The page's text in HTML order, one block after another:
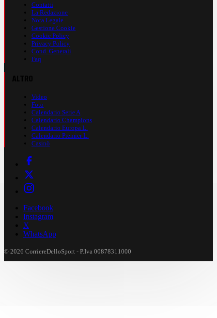
Contatti
La Redazione
Nota Legale
Gestione Cookie
Cookie Policy
Privacy Policy
Cond. Generali
Faq
Video
Foto
Calendario Serie A
Calendario Champions
Calendario Europa L.
Calendario Premier L.
Casinò
Facebook
Instagram
X
WhatsApp
© 2026 CorriereDelloSport - P.Iva 00878311000